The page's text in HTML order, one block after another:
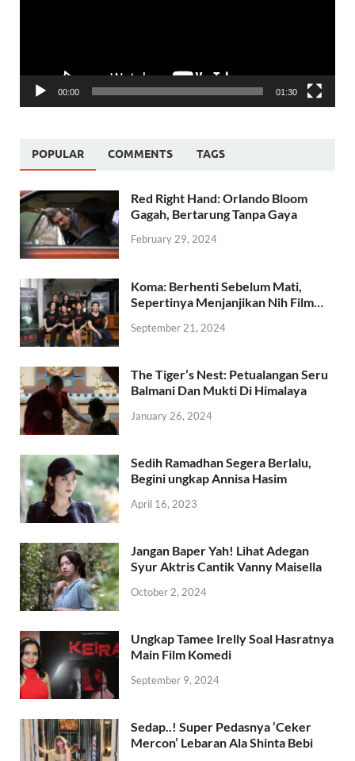
00:00 01:30
POPULAR COMMENTS TAGS
Red Right Hand: Orlando Bloom
Gagah, Bertarung Tanpa Gaya
February 29, 2024
Koma: Berhenti Sebelum Mati,
Sepertinya Menjanjikan Nih Film…
September 21, 2024
The Tiger’s Nest: Petualangan Seru
Balmani Dan Mukti Di Himalaya
January 26, 2024
Sedih Ramadhan Segera Berlalu,
Begini ungkap Annisa Hasim
April 16, 2023
Jangan Baper Yah! Lihat Adegan
Syur Aktris Cantik Vanny Maisella
October 2, 2024
Ungkap Tamee Irelly Soal Hasratnya
Main Film Komedi
September 9, 2024
Sedap..! Super Pedasnya ‘Ceker
Mercon’ Lebaran Ala Shinta Bebi